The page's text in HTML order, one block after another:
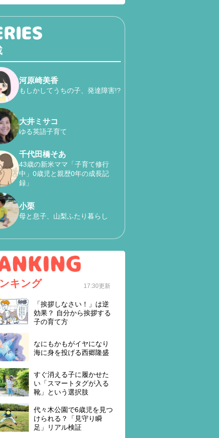
河原崎美香
もしかしてうちの子、発達障害!?
大井ミサコ
ゆる英語子育て
千代田橋そあ
43歳の新米ママ「子育て修行
中」0歳児と親歴0年の成長記
録」
小栗
母と息子、山梨ふたり暮らし
キング 17:30更新
「挨拶しなさい！」は逆
効果？ 自分から挨拶する
子の育て方
なにもかもがイヤになり
海に身を投げる西郷隆盛
すぐ消える子に履かせた
い「スマートタグが入る
靴」という選択肢
代々木公園で6歳児を見つ
けられる？「見守り瞬
足」リアル検証